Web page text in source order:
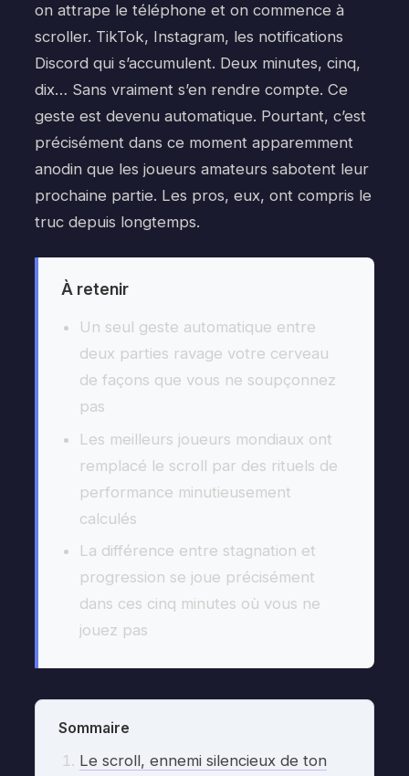
on attrape le téléphone et on commence à
scroller. TikTok, Instagram, les notifications
Discord qui s’accumulent. Deux minutes, cinq,
dix… Sans vraiment s’en rendre compte. Ce
geste est devenu automatique. Pourtant, c’est
précisément dans ce moment apparemment
anodin que les joueurs amateurs sabotent leur
prochaine partie. Les pros, eux, ont compris le
truc depuis longtemps.
À retenir
Un seul geste automatique entre
deux parties ravage votre cerveau
de façons que vous ne soupçonnez
pas
Les meilleurs joueurs mondiaux ont
remplacé le scroll par des rituels de
performance minutieusement
calculés
La différence entre stagnation et
progression se joue précisément
dans ces cinq minutes où vous ne
jouez pas
Sommaire
Le scroll, ennemi silencieux de ton